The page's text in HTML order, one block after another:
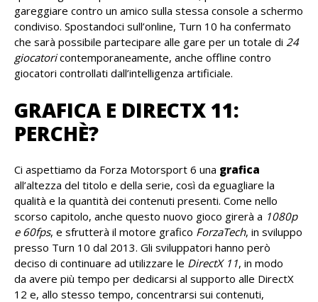
gareggiare contro un amico sulla stessa console a schermo
condiviso. Spostandoci sull’online, Turn 10 ha confermato
che sarà possibile partecipare alle gare per un totale di 24
giocatoricontemporaneamente, anche offline contro
giocatori controllati dall’intelligenza artificiale.
GRAFICA E DIRECTX 11:
PERCHÈ?
Ci aspettiamo da Forza Motorsport 6 una grafica
all’altezza del titolo e della serie, così da eguagliare la
qualità e la quantità dei contenuti presenti. Come nello
scorso capitolo, anche questo nuovo gioco girerà a 1080p
e 60fps, e sfrutterà il motore grafico ForzaTech, in sviluppo
presso Turn 10 dal 2013. Gli sviluppatori hanno però
deciso di continuare ad utilizzare le DirectX 11, in modo
da avere più tempo per dedicarsi al supporto alle DirectX
12 e, allo stesso tempo, concentrarsi sui contenuti,